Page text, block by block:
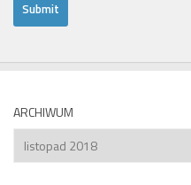
ARCHIWUM
Archiwum